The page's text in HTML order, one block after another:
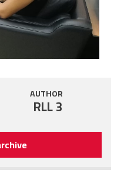
AUTHOR
RLL 3